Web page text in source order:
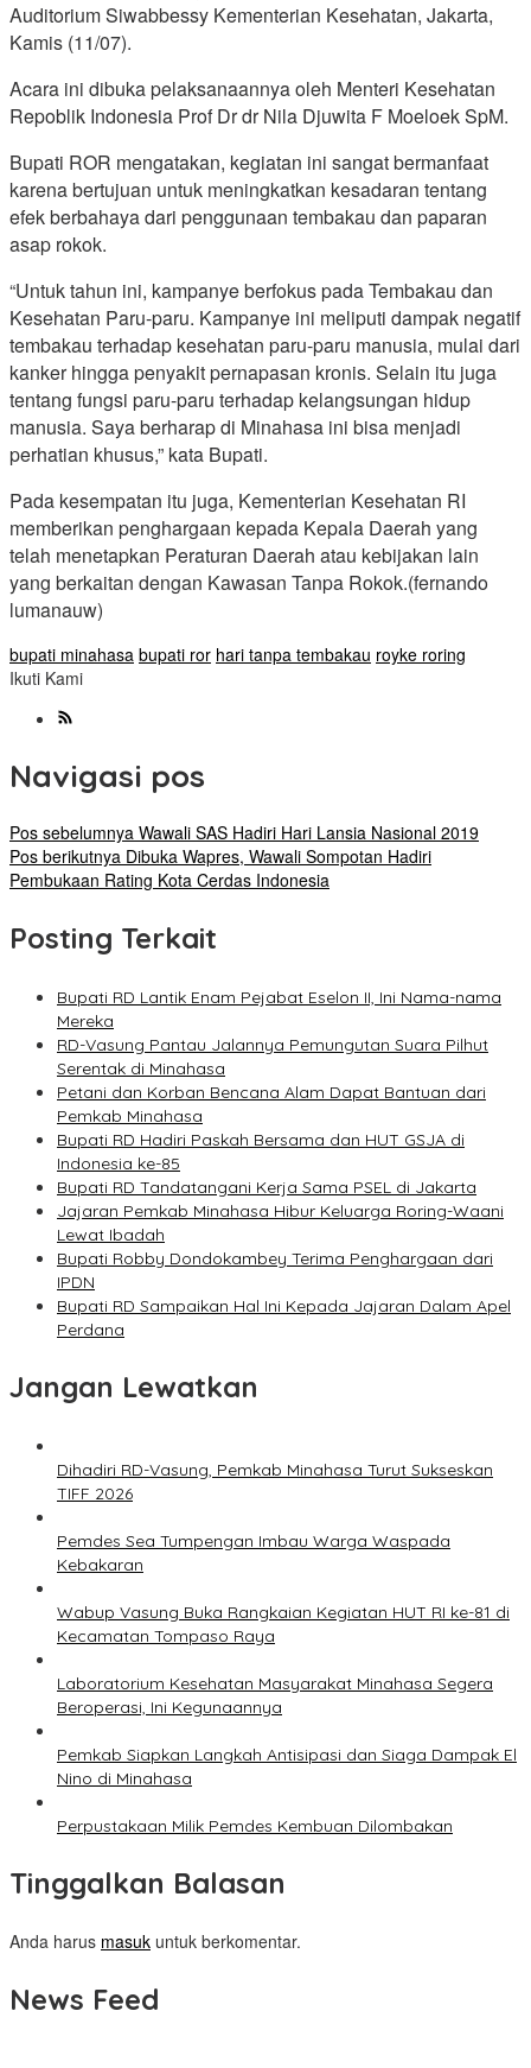
Auditorium Siwabbessy Kementerian Kesehatan, Jakarta,
Kamis (11/07).
Acara ini dibuka pelaksanaannya oleh Menteri Kesehatan
Repoblik Indonesia Prof Dr dr Nila Djuwita F Moeloek SpM.
Bupati ROR mengatakan, kegiatan ini sangat bermanfaat
karena bertujuan untuk meningkatkan kesadaran tentang
efek berbahaya dari penggunaan tembakau dan paparan
asap rokok.
“Untuk tahun ini, kampanye berfokus pada Tembakau dan
Kesehatan Paru-paru. Kampanye ini meliputi dampak negatif
tembakau terhadap kesehatan paru-paru manusia, mulai dari
kanker hingga penyakit pernapasan kronis. Selain itu juga
tentang fungsi paru-paru terhadap kelangsungan hidup
manusia. Saya berharap di Minahasa ini bisa menjadi
perhatian khusus,” kata Bupati.
Pada kesempatan itu juga, Kementerian Kesehatan RI
memberikan penghargaan kepada Kepala Daerah yang
telah menetapkan Peraturan Daerah atau kebijakan lain
yang berkaitan dengan Kawasan Tanpa Rokok.(fernando
lumanauw)
bupati minahasa bupati ror hari tanpa tembakau royke roring
Ikuti Kami
Navigasi pos
Pos sebelumnya Wawali SAS Hadiri Hari Lansia Nasional 2019
Pos berikutnya Dibuka Wapres, Wawali Sompotan Hadiri
Pembukaan Rating Kota Cerdas Indonesia
Posting Terkait
Bupati RD Lantik Enam Pejabat Eselon II, Ini Nama-nama
Mereka
RD-Vasung Pantau Jalannya Pemungutan Suara Pilhut
Serentak di Minahasa
Petani dan Korban Bencana Alam Dapat Bantuan dari
Pemkab Minahasa
Bupati RD Hadiri Paskah Bersama dan HUT GSJA di
Indonesia ke-85
Bupati RD Tandatangani Kerja Sama PSEL di Jakarta
Jajaran Pemkab Minahasa Hibur Keluarga Roring-Waani
Lewat Ibadah
Bupati Robby Dondokambey Terima Penghargaan dari
IPDN
Bupati RD Sampaikan Hal Ini Kepada Jajaran Dalam Apel
Perdana
Jangan Lewatkan
Dihadiri RD-Vasung, Pemkab Minahasa Turut Sukseskan
TIFF 2026
Pemdes Sea Tumpengan Imbau Warga Waspada
Kebakaran
Wabup Vasung Buka Rangkaian Kegiatan HUT RI ke-81 di
Kecamatan Tompaso Raya
Laboratorium Kesehatan Masyarakat Minahasa Segera
Beroperasi, Ini Kegunaannya
Pemkab Siapkan Langkah Antisipasi dan Siaga Dampak El
Nino di Minahasa
Perpustakaan Milik Pemdes Kembuan Dilombakan
Tinggalkan Balasan
Anda harus masuk untuk berkomentar.
News Feed